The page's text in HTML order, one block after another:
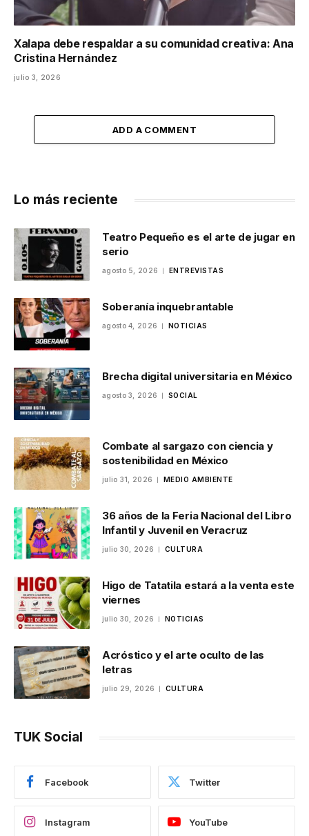
Xalapa debe respaldar a su comunidad creativa: Ana
Cristina Hernández
julio 3, 2026
ADD A COMMENT
Lo más reciente
Teatro Pequeño es el arte de jugar en
serio
agosto 5, 2026 ENTREVISTAS
Soberanía inquebrantable
agosto 4, 2026 NOTICIAS
Brecha digital universitaria en México
agosto 3, 2026 SOCIAL
Combate al sargazo con ciencia y
sostenibilidad en México
julio 31, 2026 MEDIO AMBIENTE
36 años de la Feria Nacional del Libro
Infantil y Juvenil en Veracruz
julio 30, 2026 CULTURA
Higo de Tatatila estará a la venta este
viernes
julio 30, 2026 NOTICIAS
Acróstico y el arte oculto de las
letras
julio 29, 2026 CULTURA
TUK Social
Facebook Twitter
Instagram YouTube